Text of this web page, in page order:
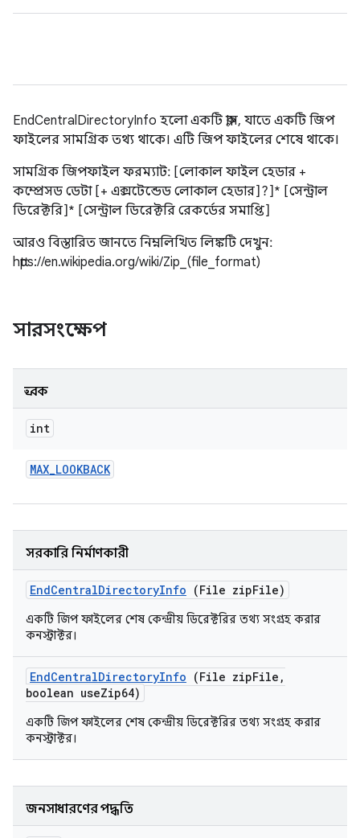
EndCentralDirectoryInfo হলো একটি ক্লাস, যাতে একটি জিপ
ফাইলের সামগ্রিক তথ্য থাকে। এটি জিপ ফাইলের শেষে থাকে।
সামগ্রিক জিপফাইল ফরম্যাট: [লোকাল ফাইল হেডার +
কম্প্রেসড ডেটা [+ এক্সটেন্ডেড লোকাল হেডার]?]* [সেন্ট্রাল
ডিরেক্টরি]* [সেন্ট্রাল ডিরেক্টরি রেকর্ডের সমাপ্তি]
আরও বিস্তারিত জানতে নিম্নলিখিত লিঙ্কটি দেখুন:
https://en.wikipedia.org/wiki/Zip_(file_format)
সারসংক্ষেপ
ধ্রুবক
int
MAX_LOOKBACK
সরকারি নির্মাণকারী
EndCentralDirectoryInfo (File zipFile)
একটি জিপ ফাইলের শেষ কেন্দ্রীয় ডিরেক্টরির তথ্য সংগ্রহ করার
কনস্ট্রাক্টর।
EndCentralDirectoryInfo (File zipFile ,
boolean useZip64)
একটি জিপ ফাইলের শেষ কেন্দ্রীয় ডিরেক্টরির তথ্য সংগ্রহ করার
কনস্ট্রাক্টর।
জনসাধারণের পদ্ধতি